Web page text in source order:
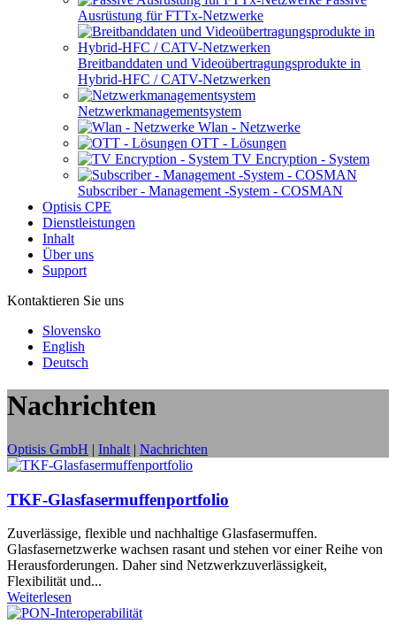
Ausrüstung für FTTx-Netzwerke
Breitbanddaten und Videoübertragungsprodukte in
Hybrid-HFC / CATV-Netzwerken
Netzwerkmanagementsystem
Wlan - Netzwerke
OTT - Lösungen
TV Encryption - System
Subscriber - Management -System - COSMAN
Optisis CPE
Dienstleistungen
Inhalt
Über uns
Support
Kontaktieren Sie uns
Slovensko
English
Deutsch
Nachrichten
Optisis GmbH | Inhalt | Nachrichten
TKF-Glasfasermuffenportfolio
Zuverlässige, flexible und nachhaltige Glasfasermuffen.
Glasfasernetzwerke wachsen rasant und stehen vor einer Reihe von
Herausforderungen. Daher sind Netzwerkzuverlässigkeit,
Flexibilität und...
Weiterlesen